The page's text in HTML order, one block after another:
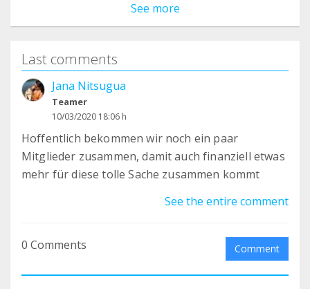
See more
Last comments
Jana Nitsugua
Teamer
10/03/2020 18:06 h
Hoffentlich bekommen wir noch ein paar
Mitglieder zusammen, damit auch finanziell etwas
mehr für diese tolle Sache zusammen kommt
See the entire comment
0 Comments Comment